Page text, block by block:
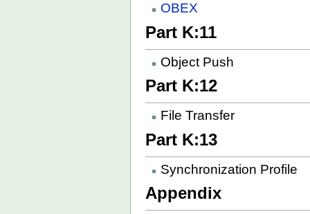
OBEX
Part K:11
Object Push
Part K:12
File Transfer
Part K:13
Synchronization Profile
Appendix